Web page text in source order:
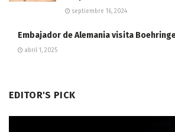
septiembre 16, 2024
Embajador de Alemania visita
abril 1, 2025
EDITOR'S PICK